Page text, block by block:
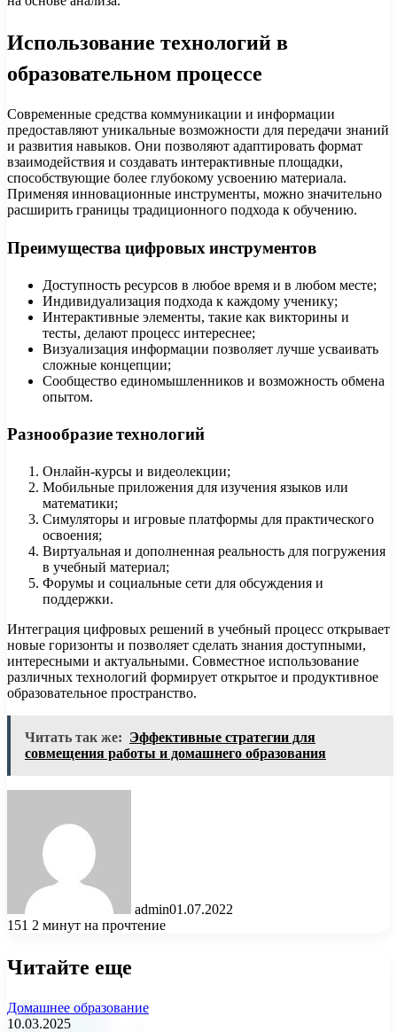
Использование технологий в
образовательном процессе
Современные средства коммуникации и информации
предоставляют уникальные возможности для передачи знаний
и развития навыков. Они позволяют адаптировать формат
взаимодействия и создавать интерактивные площадки,
способствующие более глубокому усвоению материала.
Применяя инновационные инструменты, можно значительно
расширить границы традиционного подхода к обучению.
Преимущества цифровых инструментов
Доступность ресурсов в любое время и в любом месте;
Индивидуализация подхода к каждому ученику;
Интерактивные элементы, такие как викторины и
тесты, делают процесс интереснее;
Визуализация информации позволяет лучше усваивать
сложные концепции;
Сообщество единомышленников и возможность обмена
опытом.
Разнообразие технологий
Онлайн-курсы и видеолекции;
Мобильные приложения для изучения языков или
математики;
Симуляторы и игровые платформы для практического
освоения;
Виртуальная и дополненная реальность для погружения
в учебный материал;
Форумы и социальные сети для обсуждения и
поддержки.
Интеграция цифровых решений в учебный процесс открывает
новые горизонты и позволяет сделать знания доступными,
интересными и актуальными. Совместное использование
различных технологий формирует открытое и продуктивное
образовательное пространство.
Читать так же: Эффективные стратегии для
совмещения работы и домашнего образования
admin01.07.2022
151 2 минут на прочтение
Читайте еще
Домашнее образование
10.03.2025